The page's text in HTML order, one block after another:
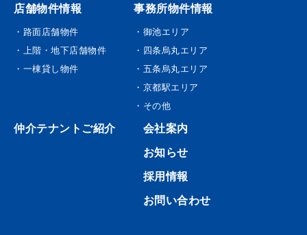
店舗物件情報
・路面店舗物件
・上階・地下店舗物件
・一棟貸し物件
事務所物件情報
・御池エリア
・四条烏丸エリア
・五条烏丸エリア
・京都駅エリア
・その他
仲介テナントご紹介
会社案内
お知らせ
採用情報
お問い合わせ